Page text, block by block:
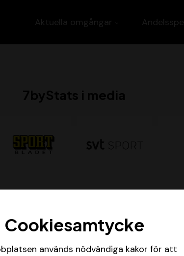
Aktuella omgångar
7byStats i media
Cookiesamtycke
används nödvändiga kakor för att